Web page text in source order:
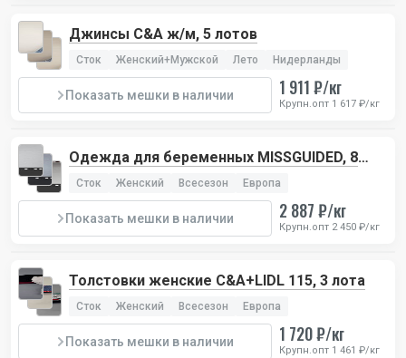
Джинсы C&A ж/м, 5 лотов
Сток Женский+Мужской Лето Нидерланды
Показать мешки в наличии 1 911 ₽/кг
Крупн.опт 1 617 ₽/кг
Одежда для беременных MISSGUIDED, 8
лотов
Сток Женский Всесезон Европа
Показать мешки в наличии 2 887 ₽/кг
Крупн.опт 2 450 ₽/кг
Толстовки женские C&A+LIDL 115, 3 лота
Сток Женский Всесезон Европа
Показать мешки в наличии 1 720 ₽/кг
Крупн.опт 1 461 ₽/кг